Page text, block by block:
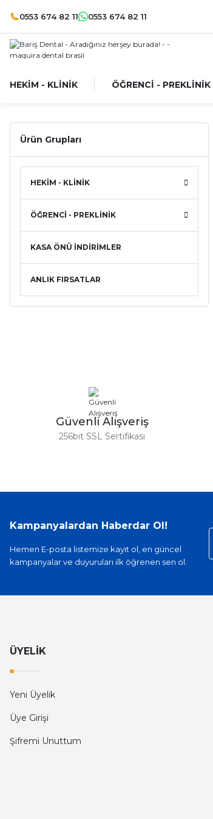
0553 674 82 11 0553 674 82 11
HEKİM - KLİNİK ÖĞRENCİ - PREKLİNİK
Ürün Grupları
HEKİM - KLİNİK
ÖĞRENCİ - PREKLİNİK
KASA ÖNÜ İNDİRİMLER
ANLIK FIRSATLAR
Güvenli Alışveriş
256bit SSL Sertifikası
Kampanyalardan Haberdar Ol!
Hemen E-posta listemize kayıt ol, en güncel
kampanyalar ve duyuruları ilk öğrenen sen ol.
ÜYELİK
Yeni Üyelik
Üye Girişi
Şifremi Unuttum